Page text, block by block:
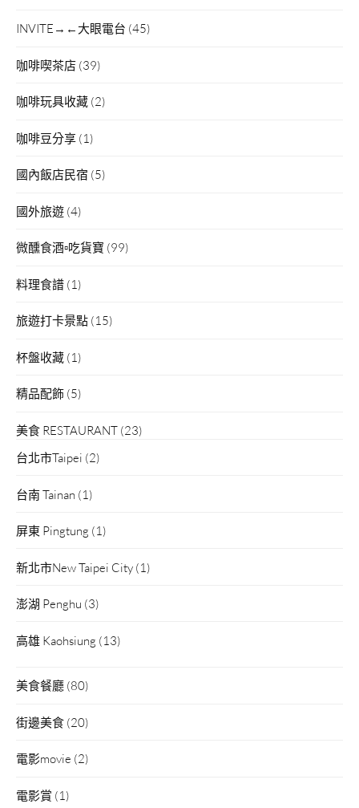
INVITE→←大眼電台 (45)
咖啡喫茶店 (39)
咖啡玩具收藏 (2)
咖啡豆分享 (1)
國內飯店民宿 (5)
國外旅遊 (4)
微醺食酒▫吃貨寶 (99)
料理食譜 (1)
旅遊打卡景點 (15)
杯盤收藏 (1)
精品配飾 (5)
美食 RESTAURANT (23)
台北市Taipei (2)
台南 Tainan (1)
屏東 Pingtung (1)
新北市New Taipei City (1)
澎湖 Penghu (3)
高雄 Kaohsiung (13)
美食餐廳 (80)
街邊美食 (20)
電影movie (2)
電影賞 (1)